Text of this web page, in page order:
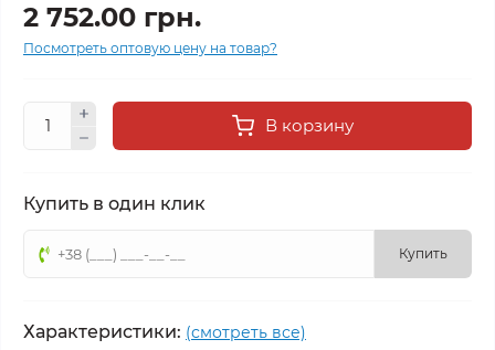
2 752.00 грн.
Посмотреть оптовую цену на товар?
В корзину
Купить в один клик
Купить
Характеристики: (смотреть все)